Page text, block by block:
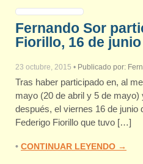
Fernando Sor
Fiorillo, 16 de
23 octubre, 2015 • Publicado por:
Tras haber participado en, al
mayo (20 de abril y 5 de
después, el viernes 16 de junio
Federigo Fiorillo que tuvo […]
• CONTINUAR LEYENDO →